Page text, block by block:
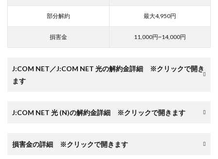
部分解約 最大4,950円
損害金 11,000円~14,000円
J:COM NET／J:COM NET 光の解約金詳細 ※クリックで開き
ます
J:COM NET 光 (N)の解約金詳細 ※クリックで開きます
損害金の詳細 ※クリックで開きます